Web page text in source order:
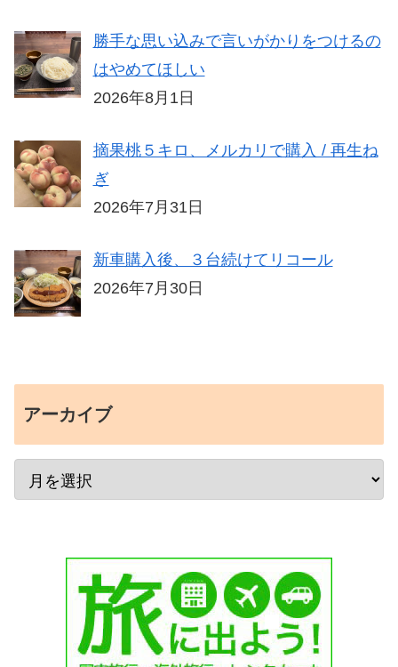
勝手な思い込みで言いがかりをつけるの
はやめてほしい
2026年8月1日
摘果桃５キロ、メルカリで購入 / 再生ね
ぎ
2026年7月31日
新車購入後、３台続けてリコール
2026年7月30日
アーカイブ